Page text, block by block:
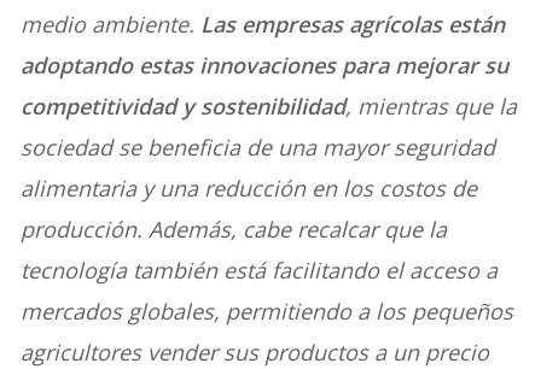
medio ambiente. Las empresas agrícolas están
adoptando estas innovaciones para mejorar su
competitividad y sostenibilidad, mientras que la
sociedad se beneficia de una mayor seguridad
alimentaria y una reducción en los costos de
producción. Además, cabe recalcar que la
tecnología también está facilitando el acceso a
mercados globales, permitiendo a los pequeños
agricultores vender sus productos a un precio